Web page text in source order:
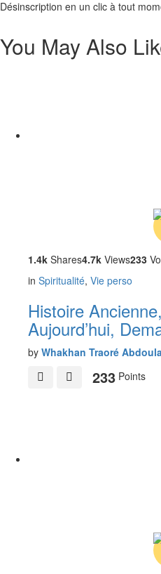
Désinscription en un clic à tout
You May Also
1.4k Shares4.7k Views233
in Spiritualité, Vie perso
Histoire
Aujourd’hui,
by Whakhan Traoré
233 Points